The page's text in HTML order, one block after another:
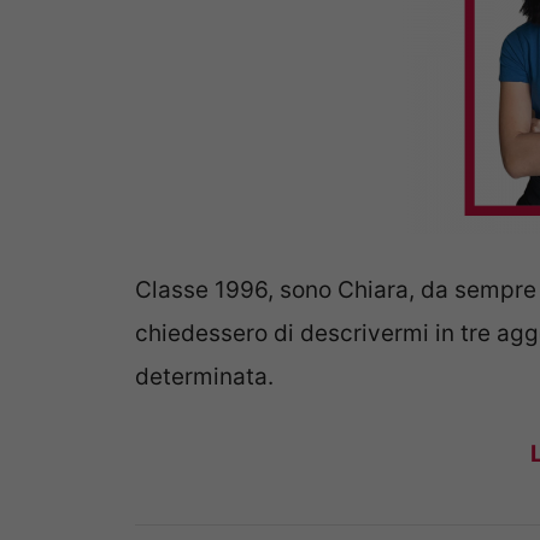
Classe 1996, sono Chiara, da
chiedessero di descrivermi in tre
determinata.